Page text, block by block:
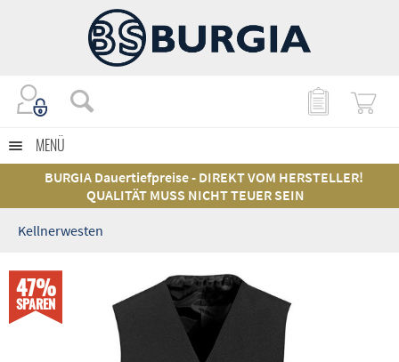
MENÜ
BURGIA Dauertiefpreise - DIREKT VOM HERSTELLER!
QUALITÄT MUSS NICHT TEUER SEIN
Kellnerwesten
47%
SPAREN